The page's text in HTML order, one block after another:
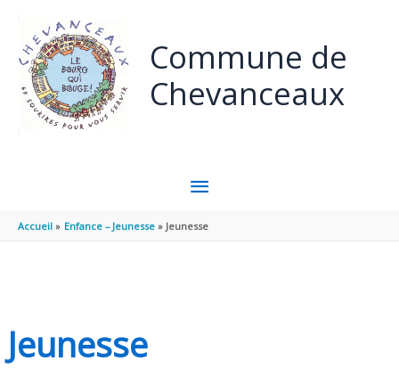
Commune de
Chevanceaux
MENU
PRINCIPAL
Accueil Enfance – Jeunesse Jeunesse
Jeunesse